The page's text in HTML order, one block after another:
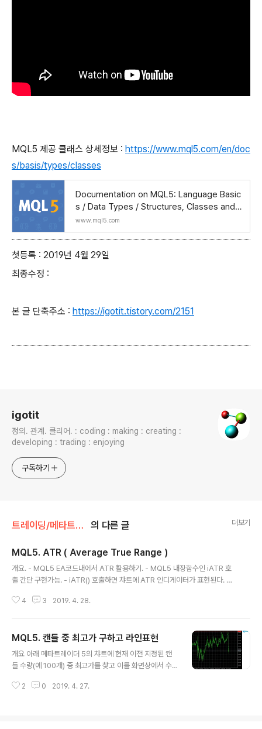
MQL5 제공 클래스 상세정보 : https://www.mql5.com/en/doc
s/basis/types/classes
Documentation on MQL5: Language Basic
s / Data Types / Structures, Classes and I
nterfaces
www.mql5.com
첫등록 : 2019년 4월 29일
최종수정 :
본 글 단축주소 : https://igotit.tistory.com/2151
igotit
정의. 관계. 클리어. : coding : making : creating :
developing : trading : enjoying
구독하기
트레이딩/메타트레이더 코딩 의 다른 글 더보기
MQL5. ATR ( Average True Range )
개요. - MQL5 EA코드내에서 ATR 활용하기. - MQL5 내장함수인 iATR 호
출 간단 구현가능. - iATR() 호출하면 챠트에 ATR 인디게이터가 표현된다. 코
Period); } double Get_ATR(string symbol,ENUM_TIMEFRAMES ti
CopyBuffer(ATRretv,0,0,3,arrATR); // double ATR_Crn..
4 3 2019. 4. 28.
MQL5. 캔들 중 최고가 구하고 라인표현
개요 아래 메타트레이더 5의 챠트에 현재 이전 지정된 캔
들 수량(예 100개) 중 최고가를 찾고 이를 화면상에서 수
hest(int num_candle) 는 인자로 전달된 현재시점기준
2 0 2019. 4. 27.